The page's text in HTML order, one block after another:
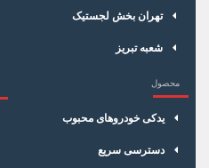
تهران بخش لجستیک
شعبه تبریز
محصول
یدکی خودروهای محبوب
دسترسی سریع